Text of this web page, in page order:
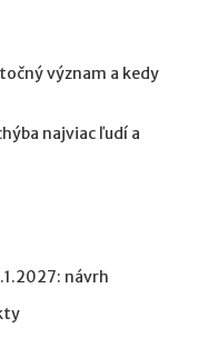
význam a kedy
najviac ľudí a
návrh